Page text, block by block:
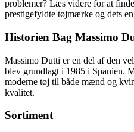
problemer? Læs videre for at
prestigefyldte tøjmærke og dets
Historien Bag Massimo
Massimo Dutti er en del af den
blev grundlagt i 1985 i Spanien.
moderne tøj til både mænd og
kvalitet.
Sortiment